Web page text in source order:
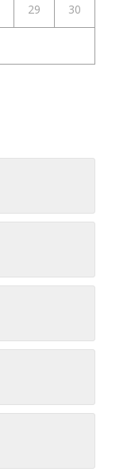
29 30